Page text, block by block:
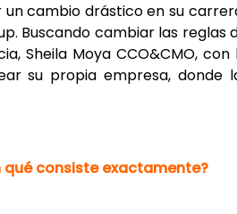
un cambio drástico en su
Buscando cambiar las
Sheila Moya CCO&CMO,
su propia empresa, donde
qué consiste exactamente?